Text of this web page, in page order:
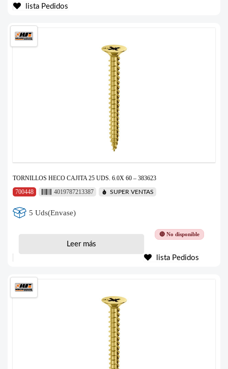
lista Pedidos
TORNILLOS HECO CAJITA 25 UDS. 6.0X 60 – 383623
700448
4019787213387 SUPER VENTAS
5 Uds(Envase)
🔴 No disponible
Leer más
lista Pedidos